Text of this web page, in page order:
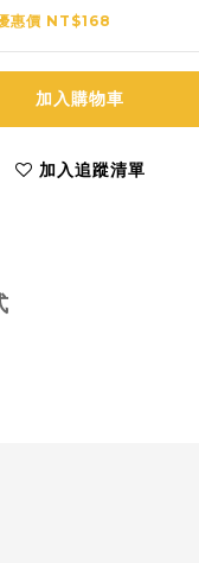
惠價 NT$168
加入購物車
加入追蹤清單